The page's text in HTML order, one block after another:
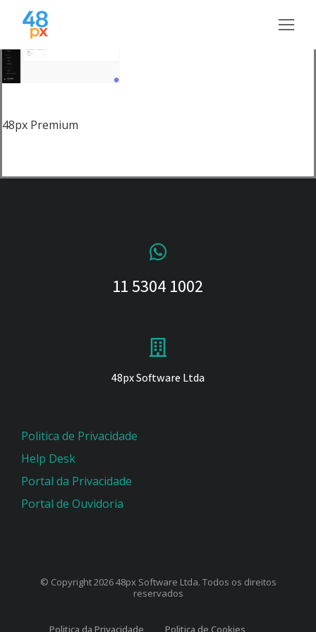
48px Premium
11 5304 1002
48px Software Ltda
Politica de Privacidade
Help Desk
Portal da Privacidade
Portal de Ouvidoria
© Copyright 2026 48px Software Ltda. Todos os direitos
reservados
Politica da Privacidade Politica de Cookies